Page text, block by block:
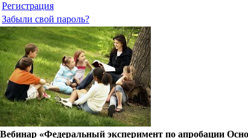
Регистрация
Забыли свой пароль?
Вебинар «Федеральный эксперимент по апробации